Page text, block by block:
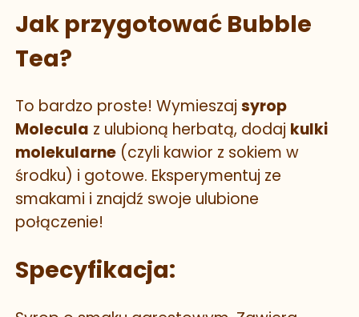
Jak przygotować Bubble
Tea?
To bardzo proste! Wymieszaj syrop
Molecula z ulubioną herbatą, dodaj kulki
molekularne (czyli kawior z sokiem w
środku) i gotowe. Eksperymentuj ze
smakami i znajdź swoje ulubione
połączenie!
Specyfikacja: